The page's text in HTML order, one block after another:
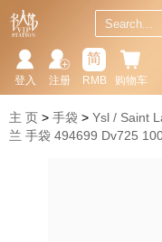
购物车
简
RMB
注册
登入
主 页 手袋 Ysl / Saint
兰 手袋 494699 Dv725